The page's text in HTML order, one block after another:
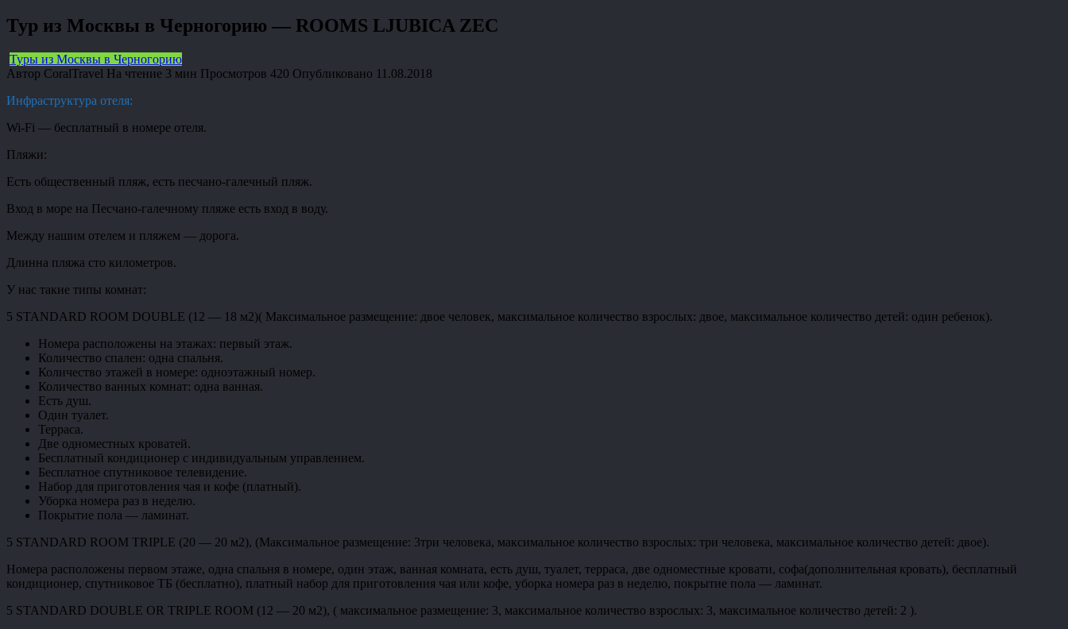
Тур из Москвы в Черногорию — ROOMS LJUBICA ZEC
Туры из Москвы в Черногорию
Автор CoralTravel На чтение 3 мин Просмотров 420 Опубликовано 11.08.2018
Инфраструктура отеля:
Wi-Fi — бесплатный в номере отеля.
Пляжи:
Есть общественный пляж, есть песчано-галечный пляж.
Вход в море на Песчано-галечному пляже есть вход в воду.
Между нашим отелем и пляжем — дорога.
Длинна пляжа сто километров.
У нас такие типы комнат:
5 STANDARD ROOM DOUBLE (12 — 18 м2)( Максимальное размещение: двое человек, максимальное количество взрослых: двое, максимальное количество детей: один ребенок).
Номера расположены на этажах: первый этаж.
Количество спален: одна спальня.
Количество этажей в номере: одноэтажный номер.
Количество ванных комнат: одна ванная.
Есть душ.
Один туалет.
Терраса.
Две одноместных кроватей.
Бесплатный кондиционер с индивидуальным управлением.
Бесплатное спутниковое телевидение.
Набор для приготовления чая и кофе (платный).
Уборка номера раз в неделю.
Покрытие пола — ламинат.
5 STANDARD ROOM TRIPLE (20 — 20 м2), (Максимальное размещение: 3три человека, максимальное количество взрослых: три человека, максимальное количество детей: двое).
Номера расположены первом этаже, одна спальня в номере, один этаж, ванная комната, есть душ, туалет, терраса, две одноместные кровати, софа(дополнительная кровать), бесплатный
кондиционер, спутниковое ТБ (бесплатно), платный набор для приготовления чая или кофе, уборка номера раз в неделю, покрытие пола — ламинат.
5 STANDARD DOUBLE OR TRIPLE ROOM (12 — 20 м2), ( максимальное размещение: 3, максимальное количество взрослых: 3, максимальное количество детей: 2 ).